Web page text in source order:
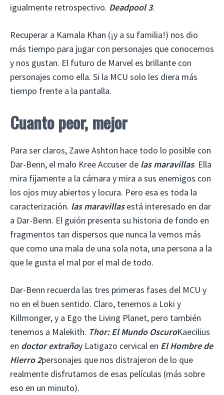
igualmente retrospectivo. Deadpool 3.
Recuperar a Kamala Khan (¡y a su familia!) nos dio
más tiempo para jugar con personajes que conocemos
y nos gustan. El futuro de Marvel es brillante con
personajes como ella. Si la MCU solo les diera más
tiempo frente a la pantalla.
Cuanto peor, mejor
Para ser claros, Zawe Ashton hace todo lo posible con
Dar-Benn, el malo Kree Accuser de las maravillas. Ella
mira fijamente a la cámara y mira a sus enemigos con
los ojos muy abiertos y locura. Pero esa es toda la
caracterización. las maravillasestá interesado en dar
a Dar-Benn. El guión presenta su historia de fondo en
fragmentos tan dispersos que nunca la vemos más
que como una mala de una sola nota, una persona a la
que le gusta el mal por el mal de todo.
Dar-Benn recuerda las tres primeras fases del MCU y
no en el buen sentido. Claro, tenemos a Loki y
Killmonger, y a Ego the Living Planet, pero también
tenemos a Malekith. Thor: El Mundo OscuroKaecilius
en doctor extrañoy Latigazo cervical en El Hombre de
Hierro 2personajes que nos distrajeron de lo que
realmente disfrutamos de esas películas (más sobre
eso en un minuto).